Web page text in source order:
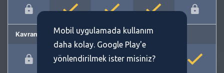
Kavram önermeMobil uygulamada kullanım
daha kolay. Google Play'e
yönlendirilmek ister misiniz?